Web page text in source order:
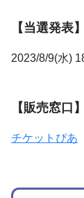
【当選発表】
2023/8/9(水)
【販売窓口】
チケットぴあ